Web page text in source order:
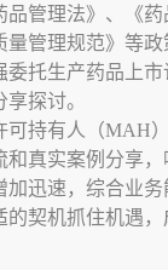
品管理法》、《
量管理规范》等
委托生产药品上
探讨。
可持有人（MAH）
和真实案例分享
加迅速，综合业
的契机抓住机遇